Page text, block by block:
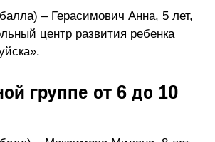
– Герасимович Анна, 5 лет,
центр развития ребенка
группе от 6 до 10